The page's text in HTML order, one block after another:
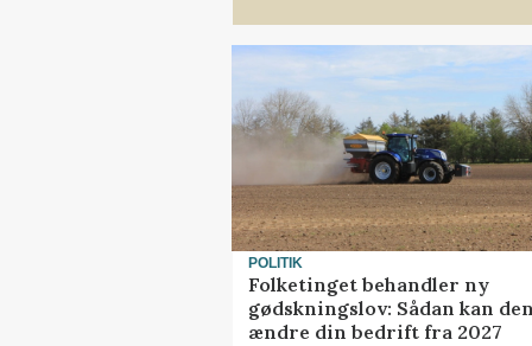
POLITIK
Folketinget behandler ny
gødskningslov: Sådan kan
ændre din bedrift fra 2027